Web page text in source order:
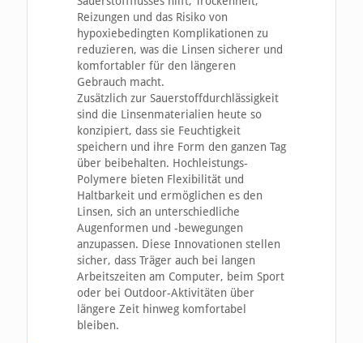
Reizungen und das Risiko von
hypoxiebedingten Komplikationen zu
reduzieren, was die Linsen sicherer und
komfortabler für den längeren
Gebrauch macht.
Zusätzlich zur Sauerstoffdurchlässigkeit
sind die Linsenmaterialien heute so
konzipiert, dass sie Feuchtigkeit
speichern und ihre Form den ganzen Tag
über beibehalten. Hochleistungs-
Polymere bieten Flexibilität und
Haltbarkeit und ermöglichen es den
Linsen, sich an unterschiedliche
Augenformen und -bewegungen
anzupassen. Diese Innovationen stellen
sicher, dass Träger auch bei langen
Arbeitszeiten am Computer, beim Sport
oder bei Outdoor-Aktivitäten über
längere Zeit hinweg komfortabel
bleiben.